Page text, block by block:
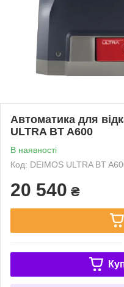
Автоматика для
ULTRA BT A600
В наявності
Код: DEIMOS ULTRA BT
20 540 ₴